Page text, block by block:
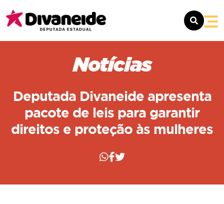
NOTÍCIAS
Notícias
Deputada Divaneide apresenta
pacote de leis para garantir
direitos e proteção às mulheres